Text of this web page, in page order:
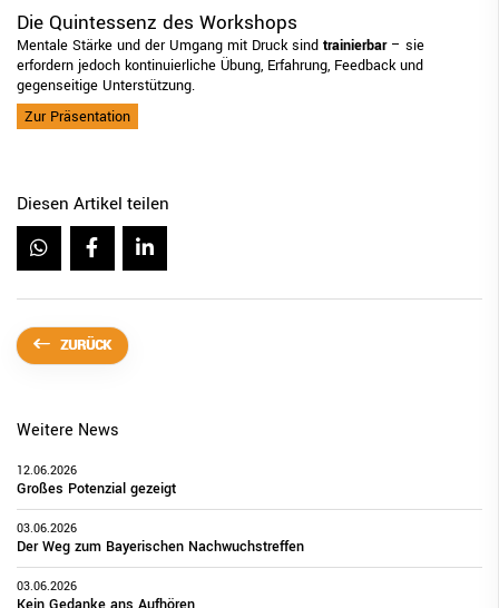
Die Quintessenz des Workshops
Mentale Stärke und der Umgang mit Druck sind trainierbar– sie
erfordern jedoch kontinuierliche Übung, Erfahrung, Feedback und
gegenseitige Unterstützung.
Zur Präsentation
Diesen Artikel teilen
ZURÜCK
Weitere News
12.06.2026
Großes Potenzial gezeigt
03.06.2026
Der Weg zum Bayerischen Nachwuchstreffen
03.06.2026
Kein Gedanke ans Aufhören